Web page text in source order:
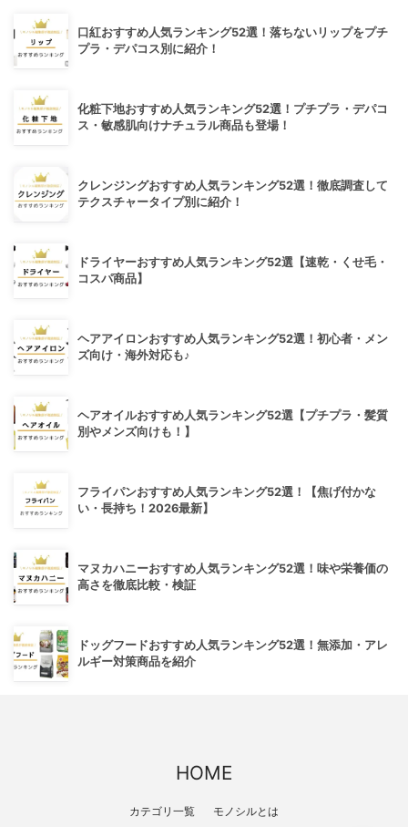
口紅おすすめ人気ランキング52選！落ちないリップをプチ
プラ・デパコス別に紹介！
化粧下地おすすめ人気ランキング52選！プチプラ・デパコ
ス・敏感肌向けナチュラル商品も登場！
クレンジングおすすめ人気ランキング52選！徹底調査して
テクスチャータイプ別に紹介！
ドライヤーおすすめ人気ランキング52選【速乾・くせ毛・
コスパ商品】
ヘアアイロンおすすめ人気ランキング52選！初心者・メン
ズ向け・海外対応も♪
ヘアオイルおすすめ人気ランキング52選【プチプラ・髪質
別やメンズ向けも！】
フライパンおすすめ人気ランキング52選！【焦げ付かな
い・長持ち！2026最新】
マヌカハニーおすすめ人気ランキング52選！味や栄養価の
高さを徹底比較・検証
ドッグフードおすすめ人気ランキング52選！無添加・アレ
ルギー対策商品を紹介
HOME
カテゴリ一覧 モノシルとは